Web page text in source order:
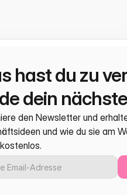
hast du zu
dein
den Newsletter und
und wie du sie am